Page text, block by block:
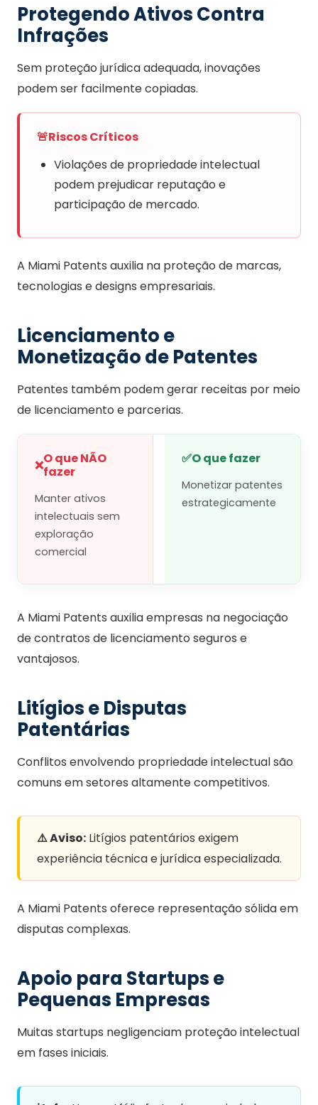
Protegendo Ativos Contra
Infrações
Sem proteção jurídica adequada, inovações
podem ser facilmente copiadas.
🚨Riscos Críticos
Violações de propriedade intelectual
podem prejudicar reputação e
participação de mercado.
A Miami Patents auxilia na proteção de marcas,
tecnologias e designs empresariais.
Licenciamento e
Monetização de Patentes
Patentes também podem gerar receitas por meio
de licenciamento e parcerias.
❌O que NÃO
fazer
Manter ativos
intelectuais sem
exploração
comercial
✅O que fazer
Monetizar patentes
estrategicamente
A Miami Patents auxilia empresas na negociação
de contratos de licenciamento seguros e
vantajosos.
Litígios e Disputas
Patentárias
Conflitos envolvendo propriedade intelectual são
comuns em setores altamente competitivos.
⚠️ Aviso: Litígios patentários exigem
experiência técnica e jurídica especializada.
A Miami Patents oferece representação sólida em
disputas complexas.
Apoio para Startups e
Pequenas Empresas
Muitas startups negligenciam proteção intelectual
em fases iniciais.